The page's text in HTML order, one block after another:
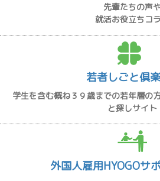
先輩たちの声
就活お役立ちコ
若者しごと倶
学生を含む概ね３９歳までの若年層の
と探しサイト
外国人雇用HYOGOサ